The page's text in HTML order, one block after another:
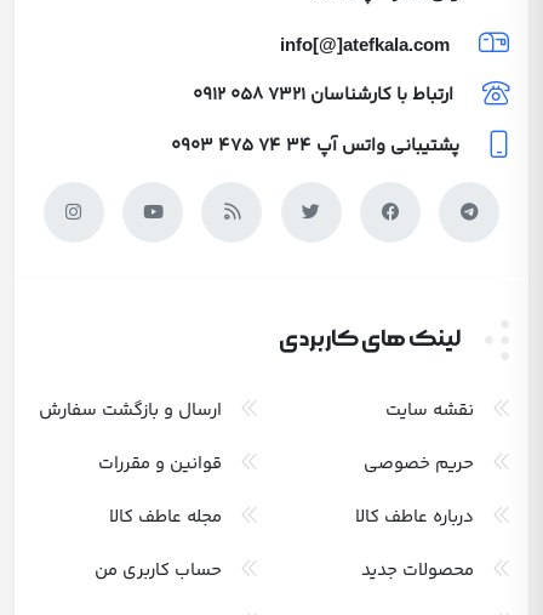
info[@]atefkala.com
ارتباط با کارشناسان 0912 058 7321
پشتیبانی واتس آپ 0903 475 74 34
لینک های کاربردی
نقشه سایت
ارسال و بازگشت سفارش
حریم خصوصی
قوانین و مقررات
درباره عاطف کالا
مجله عاطف کالا
محصولات جدید
حساب کاربری من